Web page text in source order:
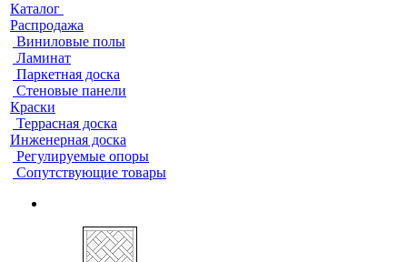
Каталог
Распродажа
Виниловые полы
Ламинат
Паркетная доска
Стеновые панели
Краски
Террасная доска
Инженерная доска
Регулируемые опоры
Сопутствующие товары